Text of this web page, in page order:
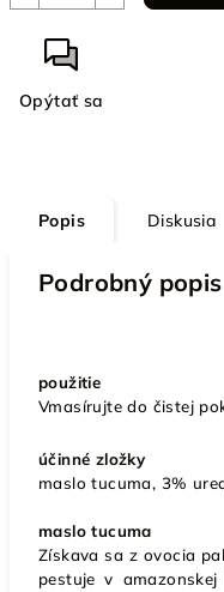
Opýtať sa
Popis Diskusia
Podrobný popis
použitie
Vmasírujte do čistej
účinné zložky
maslo tucuma, 3%
maslo tucuma
Získava sa z ovocia
pestuje v